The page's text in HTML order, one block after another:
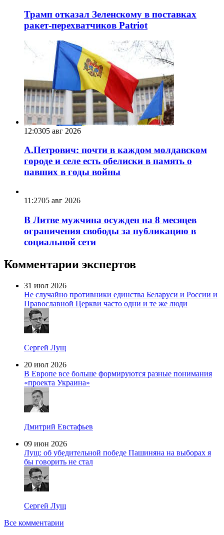
Трамп отказал Зеленскому в поставках
ракет-перехватчиков Patriot
12:0305 авг 2026
А.Петрович: почти в каждом молдавском
городе и селе есть обелиски в память о
павших в годы войны
11:2705 авг 2026
В Литве мужчина осужден на 8 месяцев
ограничения свободы за публикацию в
социальной сети
Комментарии экспертов
31 июл 2026
Не случайно противники единства Беларуси и России и
Православной Церкви часто одни и те же люди
Сергей Лущ
20 июл 2026
В Европе все больше формируются разные понимания
«проекта Украина»
Дмитрий Евстафьев
09 июн 2026
Лущ: об убедительной победе Пашиняна на выборах я
бы говорить не стал
Сергей Лущ
Все комментарии